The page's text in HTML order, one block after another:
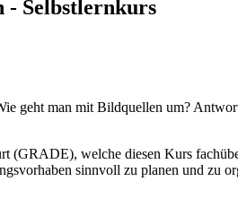
- Selbstlernkurs
geht man mit Bildquellen um?
(GRADE), welche diesen Kurs
sinnvoll zu planen und zu